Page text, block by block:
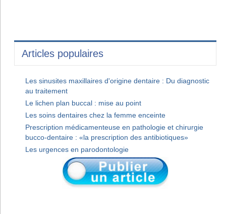
Articles populaires
Les sinusites maxillaires d'origine dentaire : Du diagnostic
au traitement
Le lichen plan buccal : mise au point
Les soins dentaires chez la femme enceinte
Prescription médicamenteuse en pathologie et chirurgie
bucco-dentaire : «la prescription des antibiotiques»
Les urgences en parodontologie